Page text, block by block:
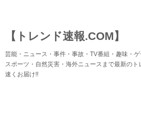
【トレンド速報.COM】
芸能・ニュース・事件・事故・TV番組・趣味・
スポーツ・自然災害・海外ニュースまで最新のト
速くお届け!!